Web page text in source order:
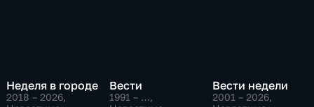
Неделя в городе
2018 – 2026,
Вести
1991 – …,
Вести недели
2001 – 2026,